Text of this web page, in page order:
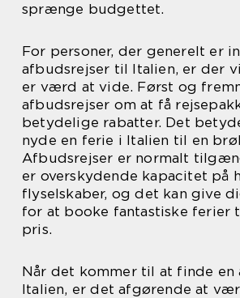
sprænge budgettet.
For personer, der generelt er
afbudsrejser til Italien, er der
er værd at vide. Først og
afbudsrejser om at få
betydelige rabatter. Det
nyde en ferie i Italien til en
Afbudsrejser er normalt
er overskydende kapacitet på
flyselskaber, og det kan give
for at booke fantastiske ferier
pris.
Når det kommer til at finde en
Italien, er det afgørende at